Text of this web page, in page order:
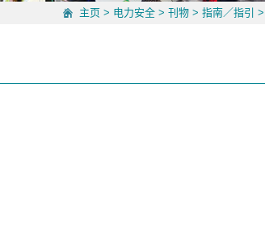
主页 > 电力安全 > 刊物 > 指南／指引 >